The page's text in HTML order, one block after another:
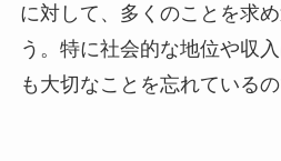
に対して、多くのことを求
う。特に社会的な地位や収
も大切なことを忘れているの